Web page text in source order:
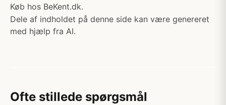
Køb hos BeKent.dk.
Dele af indholdet på denne side kan være genereret
med hjælp fra AI.
Ofte stillede spørgsmål